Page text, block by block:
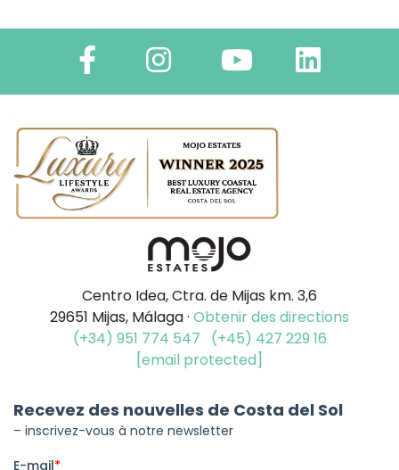
Centro Idea, Ctra. de Mijas km. 3,6
29651 Mijas, Málaga · Obtenir des directions
(+34) 951 774 547
(+45) 427 229 16
[email protected]